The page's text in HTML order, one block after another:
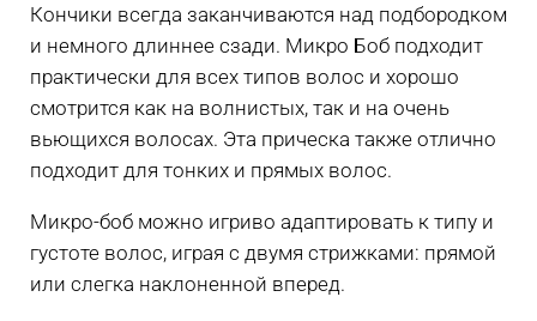
Кончики всегда заканчиваются над подбородком
и немного длиннее сзади. Микро Боб подходит
практически для всех типов волос и хорошо
смотрится как на волнистых, так и на очень
вьющихся волосах. Эта прическа также отлично
подходит для тонких и прямых волос.
Микро-боб можно игриво адаптировать к типу и
густоте волос, играя с двумя стрижками: прямой
или слегка наклоненной вперед.